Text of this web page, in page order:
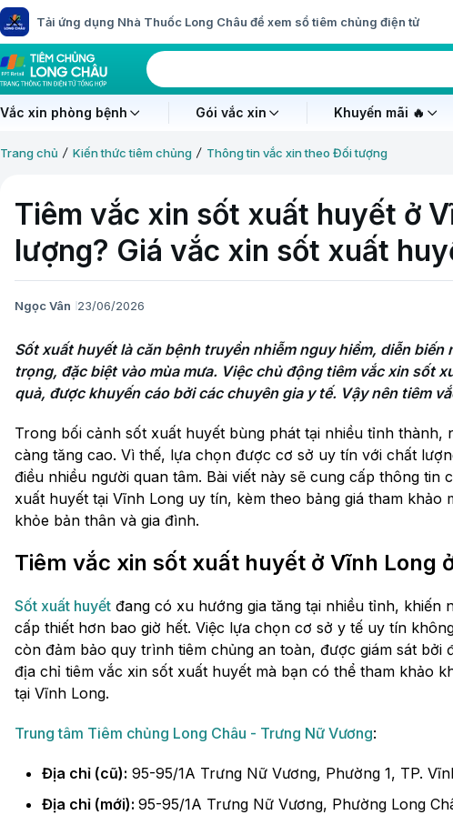
Tải ứng dụng Nhà Thuốc Long Châu để xem sổ tiêm chủng điện tử
Vắc xin phòng bệnh Gói vắc xin Khuyến mãi 🔥
Trang chủ Kiến thức tiêm chủng Thông tin vắc xin theo Đối tượng
Tiêm vắc xin sốt xuất huyết ở
lượng? Giá vắc xin sốt xuất
Ngọc Vân 23/06/2026
Sốt xuất huyết là căn bệnh truyền nhiễm nguy hiểm, diễn biến
trọng, đặc biệt vào mùa mưa. Việc chủ động tiêm vắc xin sốt
quả, được khuyến cáo bởi các chuyên gia y tế. Vậy nên tiêm
Trong bối cảnh sốt xuất huyết bùng phát tại nhiều tỉnh thành,
càng tăng cao. Vì thế, lựa chọn được cơ sở uy tín với chất
điều nhiều người quan tâm. Bài viết này sẽ cung cấp thông tin
xuất huyết tại Vĩnh Long uy tín, kèm theo bảng giá tham khảo
khỏe bản thân và gia đình.
Tiêm vắc xin sốt xuất huyết ở Vĩnh Long
Sốt xuất huyết đang có xu hướng gia tăng tại nhiều tỉnh,
cấp thiết hơn bao giờ hết. Việc lựa chọn cơ sở y tế uy tín
còn đảm bảo quy trình tiêm chủng an toàn, được giám sát bởi
địa chỉ tiêm vắc xin sốt xuất huyết mà bạn có thể tham khảo
tại Vĩnh Long.
Trung tâm Tiêm chủng Long Châu - Trưng Nữ Vương:
Địa chỉ (cũ): 95-95/1A Trưng Nữ Vương, Phường 1, TP.
Địa chỉ (mới): 95-95/1A Trưng Nữ Vương, Phường Long